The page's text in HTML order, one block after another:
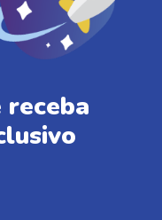
receba